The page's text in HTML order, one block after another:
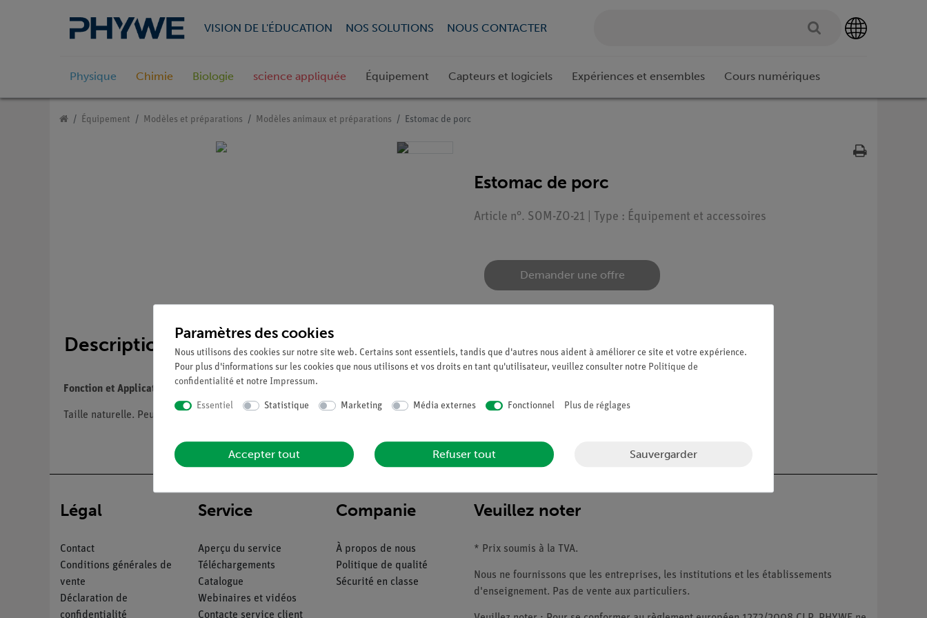
VISION DE L'ÉDUCATION NOS SOLUTIONS NOUS CONTACTER
Physique Chimie Biologie science appliquée Équipement Capteurs et logiciels Expériences et ensembles Cours numériques
Équipement Modèles et préparations Modèles animaux et préparations Estomac de porc
Estomac de porc
Article n°. SOM-ZO-21 | Type : Équipement et accessoires
Demander une offre
Description
Fonction et Applications
Taille naturelle. Peut être ouvert pour montrer le relief des plis de la muqueuse. Se sépare en 2 parties. Sur un support et une base.
Légal
Contact
Conditions générales de
vente
Déclaration de
confidentialité
Service
Aperçu du service
Téléchargements
Catalogue
Webinaires et vidéos
Contacte service client
Companie
À propos de nous
Politique de qualité
Sécurité en classe
Veuillez noter
* Prix soumis à la TVA.
Nous ne fournissons que les entreprises, les institutions et les établissements
d'enseignement. Pas de vente aux particuliers.
Paramètres des cookies
Nous utilisons des cookies sur notre site web. Certains sont essentiels, tandis que d'autres nous aident à améliorer ce site et votre expérience.
Pour plus d'informations sur les cookies que nous utilisons et vos droits en tant qu'utilisateur, veuillez consulter notre Politique de
confidentialité et notre Impressum.
Essentiel Statistique Marketing Média externes Fonctionnel Plus de réglages
Accepter tout Refuser tout Sauvergarder